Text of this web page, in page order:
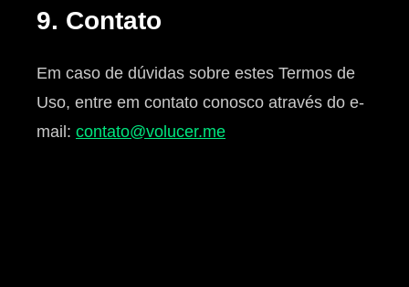
9. Contato
Em caso de dúvidas sobre estes Termos de
Uso, entre em contato conosco através do e-
mail: contato@volucer.me